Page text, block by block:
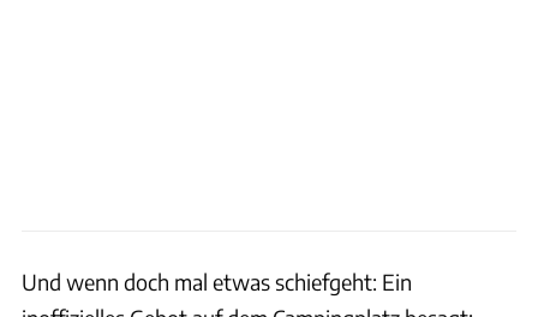
Und wenn doch mal etwas schiefgeht: Ein